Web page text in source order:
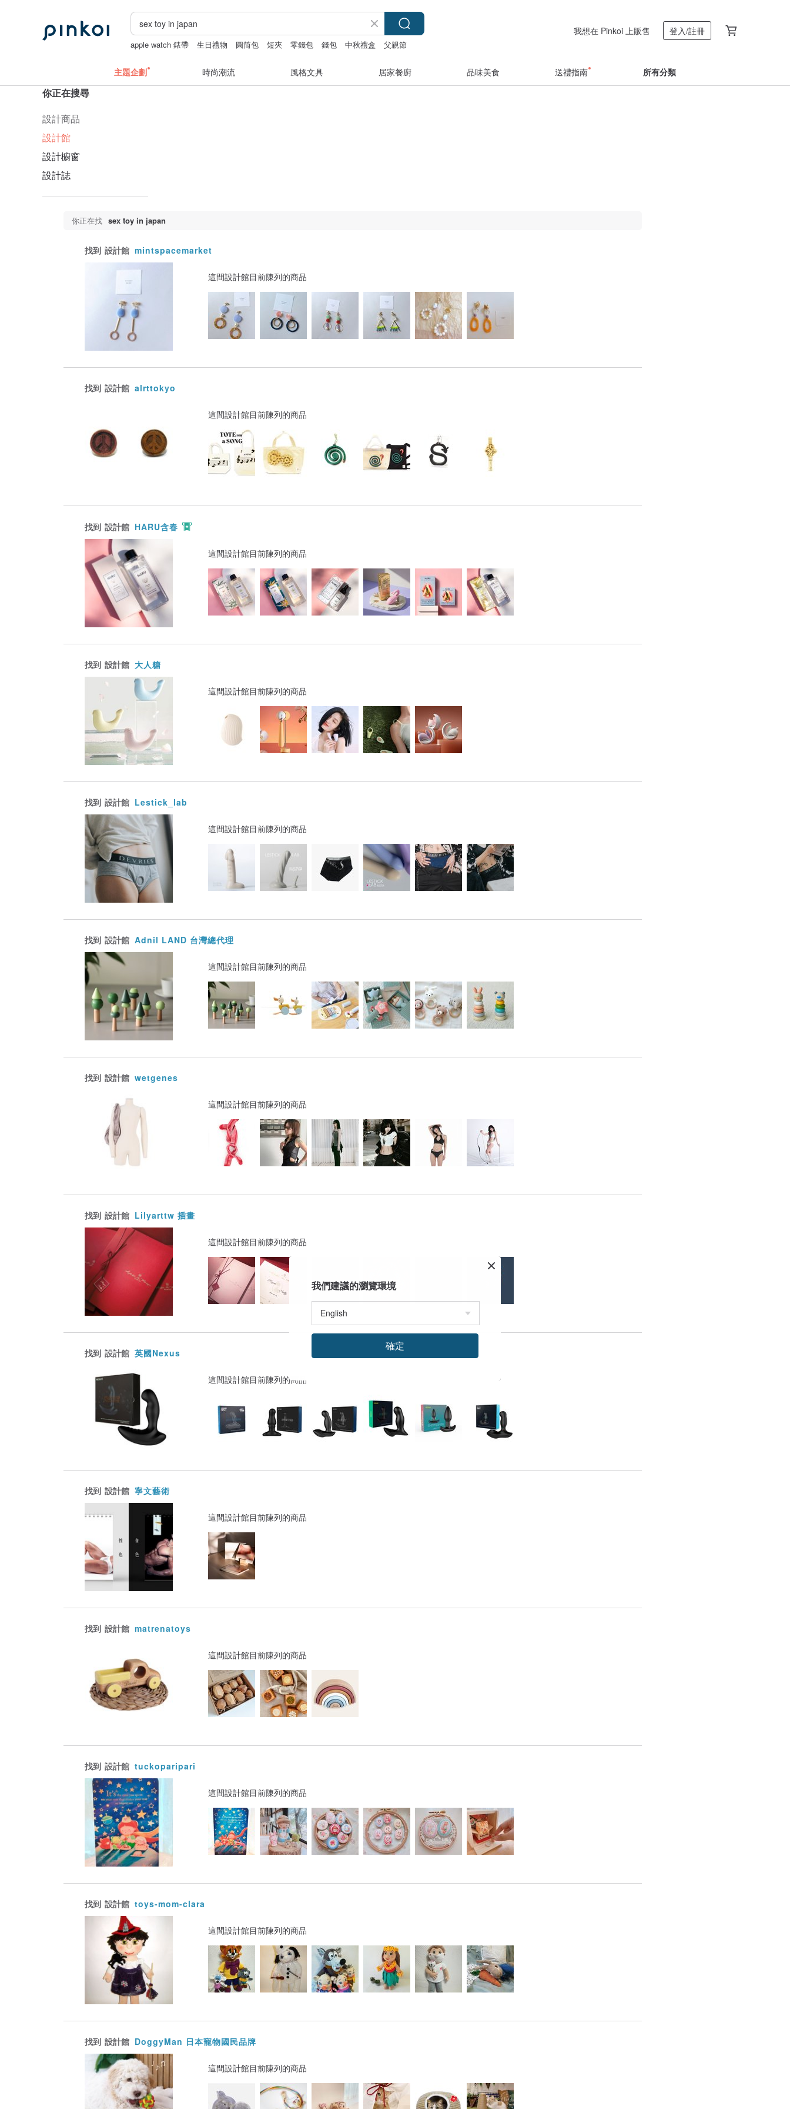
apple watch 錶帶 生日禮物 圓筒包 短夾 零錢包 錢包 中秋禮盒 父親節
我想在 Pinkoi 上販售 登入/註冊
主題企劃 時尚潮流 風格文具 居家餐廚 品味美食 送禮指南 所有分類
你正在搜尋
設計商品
設計館
設計櫥窗
設計誌
你正在找 sex toy in japan
找到 設計館 mintspacemarket
這間設計館目前陳列的商品
找到 設計館 alrttokyo
這間設計館目前陳列的商品
找到 設計館 HARU含春
這間設計館目前陳列的商品
找到 設計館 大人糖
這間設計館目前陳列的商品
找到 設計館 Lestick_lab
這間設計館目前陳列的商品
找到 設計館 Adnil LAND 台灣總代理
這間設計館目前陳列的商品
找到 設計館 wetgenes
這間設計館目前陳列的商品
找到 設計館 Lilyarttw 插畫
這間設計館目前陳列的商品
找到 設計館 英國Nexus
這間設計館目前陳列的商品
找到 設計館 寧文藝術
這間設計館目前陳列的商品
找到 設計館 matrenatoys
這間設計館目前陳列的商品
找到 設計館 tuckoparipari
這間設計館目前陳列的商品
找到 設計館 toys-mom-clara
這間設計館目前陳列的商品
找到 設計館 DoggyMan 日本寵物國民品牌
這間設計館目前陳列的商品
我們建議的瀏覽環境
確定